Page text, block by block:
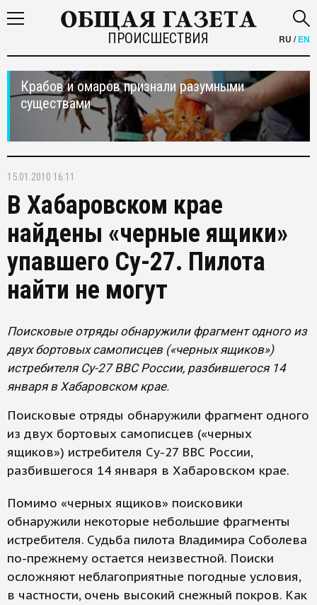
ПРОИСШЕСТВИЯ RU /EN
Крабов и омаров признали разумными
существами
15.01.2010 16:11
В Хабаровском крае
найдены «черные ящики»
упавшего Су-27. Пилота
найти не могут
Поисковые отряды обнаружили фрагмент одного из
двух бортовых самописцев («черных ящиков»)
истребителя Су-27 ВВС России, разбившегося 14
января в Хабаровском крае.
Поисковые отряды обнаружили фрагмент одного
из двух бортовых самописцев («черных
ящиков») истребителя Су-27 ВВС России,
разбившегося 14 января в Хабаровском крае.
Помимо «черных ящиков» поисковики
обнаружили некоторые небольшие фрагменты
истребителя. Судьба пилота Владимира Соболева
по-прежнему остается неизвестной. Поиски
осложняют неблагоприятные погодные условия,
в частности, очень высокий снежный покров. Как